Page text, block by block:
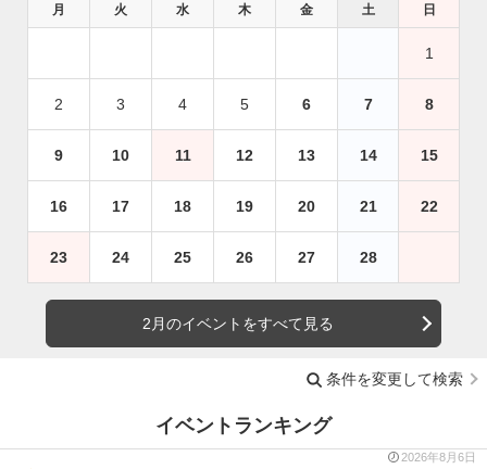
月 火 水 木 金 土 日
1
2 3 4 5 6 7 8
9 10 11 12 13 14 15
16 17 18 19 20 21 22
23 24 25 26 27 28
2月のイベントをすべて見る
条件を変更して検索
イベントランキング
2026年8月6日